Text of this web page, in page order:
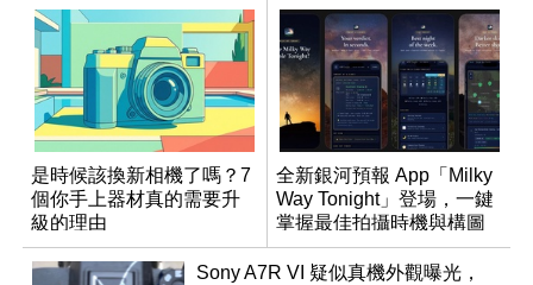
是時候該換新相機了嗎？7
個你手上器材真的需要升
級的理由
全新銀河預報 App「Milky
Way Tonight」登場，一鍵
掌握最佳拍攝時機與構圖
Sony A7R VI 疑似真機外觀曝光，